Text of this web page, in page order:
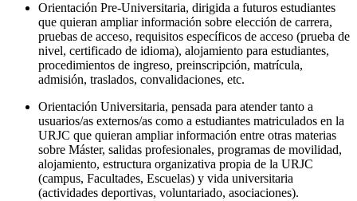
Orientación Pre-Universitaria, dirigida a futuros estudiantes
que quieran ampliar información sobre elección de carrera,
pruebas de acceso, requisitos específicos de acceso (prueba de
nivel, certificado de idioma), alojamiento para estudiantes,
procedimientos de ingreso, preinscripción, matrícula,
admisión, traslados, convalidaciones, etc.
Orientación Universitaria, pensada para atender tanto a
usuarios/as externos/as como a estudiantes matriculados en la
URJC que quieran ampliar información entre otras materias
sobre Máster, salidas profesionales, programas de movilidad,
alojamiento, estructura organizativa propia de la URJC
(campus, Facultades, Escuelas) y vida universitaria
(actividades deportivas, voluntariado, asociaciones).